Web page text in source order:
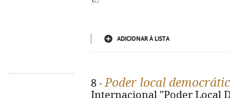
ADICIONAR À LISTA
8 -Poder local
Internacional "Poder Local